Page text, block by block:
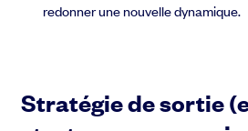
redonner une nouvelle dynamique.
Stratégie de sortie